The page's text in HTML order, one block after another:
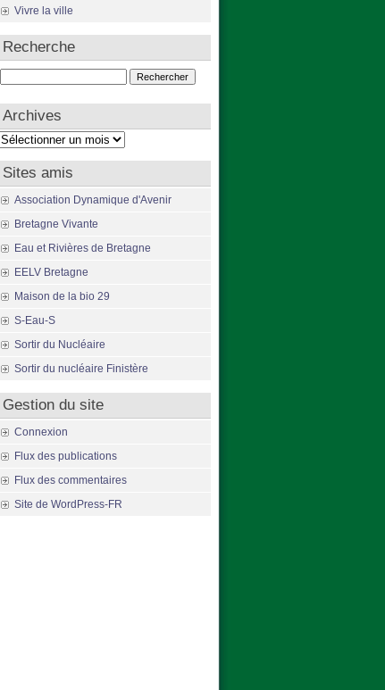
Vivre la ville
Recherche
Archives
Archives
Sites amis
Association Dynamique d'Avenir
Bretagne Vivante
Eau et Rivières de Bretagne
EELV Bretagne
Maison de la bio 29
S-Eau-S
Sortir du Nucléaire
Sortir du nucléaire Finistère
Gestion du site
Connexion
Flux des publications
Flux des commentaires
Site de WordPress-FR